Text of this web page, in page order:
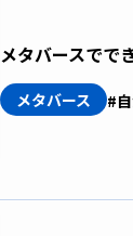
メタバースでで
メタバース #